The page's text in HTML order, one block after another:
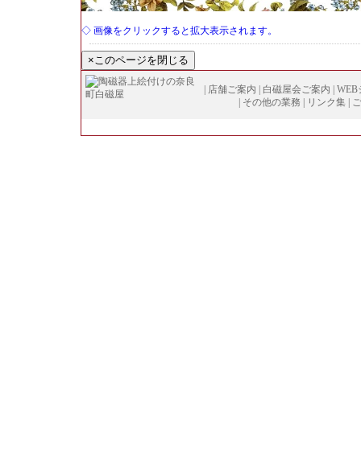
◇ 画像をクリックすると拡大表示されます。
| 店舗ご案内 | 白磁屋会ご案内 | WEB
| その他の業務 | リンク集 |